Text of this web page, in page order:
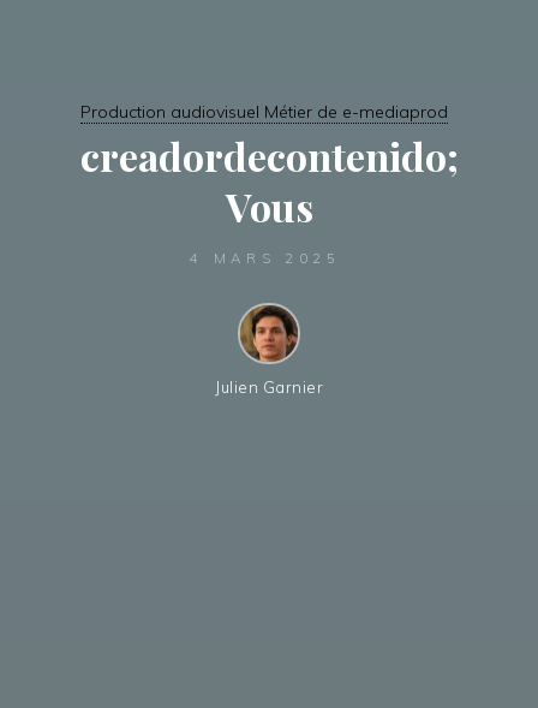
Production audiovisuel Métier de e-mediaprod
creadordecontenido;
Vous
4 MARS 2025
Julien Garnier